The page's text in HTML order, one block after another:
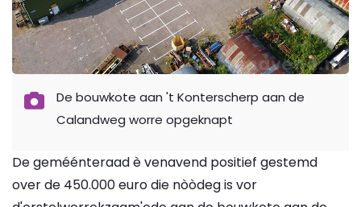
De bouwkote aan 't Konterscherp aan de
Calandweg worre opgeknapt
De geméénteraad è venavend positief gestemd
over de 450.000 euro die nòòdeg is vor